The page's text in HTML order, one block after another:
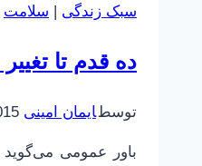
45
آماده
برای
سبک زندگی | سلامت
ده قدم تا
توسطایمان امینی 10-25
باور عمومی